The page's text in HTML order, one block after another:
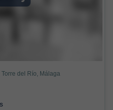
del Río, Málaga